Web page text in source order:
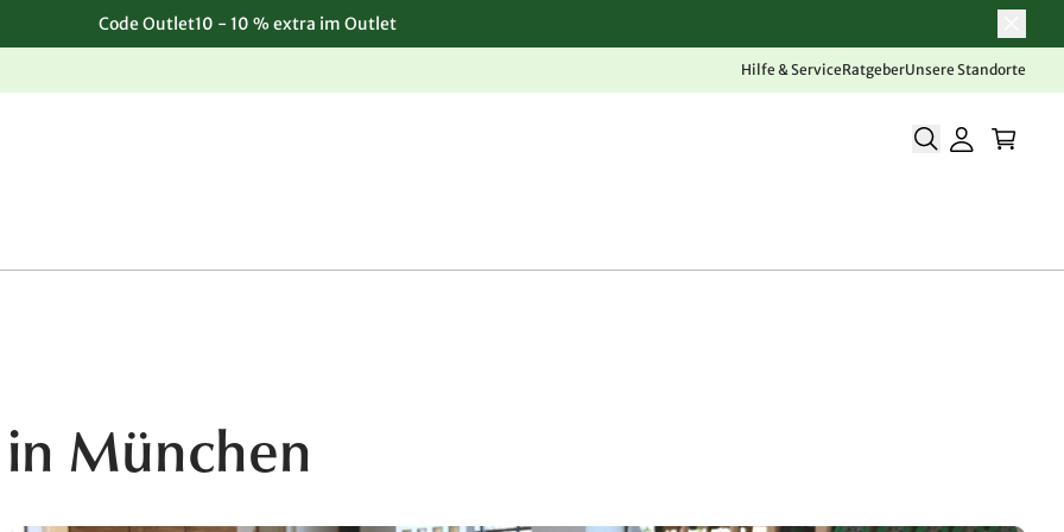
Code Outlet10 - 10 % extra im Outlet
Hilfe & ServiceRatgeberUnsere Standorte
München